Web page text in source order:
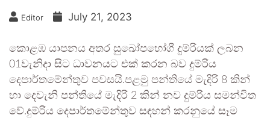
Editor July 21, 2023
කොළඹ යාපනය අතර සුඛෝපභෝගී දුම්රියක් ලබන
01වැනිදා සිට ධාවනයට එක් කරන බව දුම්රිය
දෙපාර්තමේන්තුව පවසයි.පළමු පන්තියේ මැදිරි 8 කින්
හා දෙවැනි පන්තියේ මැදිරි 2 කින් නව දුම්රිය සමන්විත
වේ.දුම්රිය දෙපාර්තමේන්තුව සඳහන් කරනුයේ සෑම